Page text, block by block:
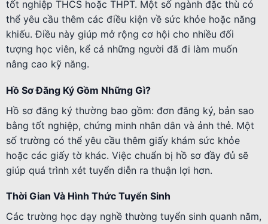
tốt nghiệp THCS hoặc THPT. Một số ngành đặc thù có
thể yêu cầu thêm các điều kiện về sức khỏe hoặc năng
khiếu. Điều này giúp mở rộng cơ hội cho nhiều đối
tượng học viên, kể cả những người đã đi làm muốn
nâng cao kỹ năng.
Hồ Sơ Đăng Ký Gồm Những Gì?
Hồ sơ đăng ký thường bao gồm: đơn đăng ký, bản sao
bằng tốt nghiệp, chứng minh nhân dân và ảnh thẻ. Một
số trường có thể yêu cầu thêm giấy khám sức khỏe
hoặc các giấy tờ khác. Việc chuẩn bị hồ sơ đầy đủ sẽ
giúp quá trình xét tuyển diễn ra thuận lợi hơn.
Thời Gian Và Hình Thức Tuyển Sinh
Các trường học dạy nghề thường tuyển sinh quanh năm,